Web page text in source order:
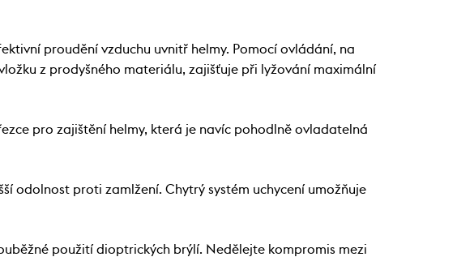
proudění vzduchu uvnitř helmy. Pomocí ovládání, na
z prodyšného materiálu, zajišťuje při lyžování maximální
pro zajištění helmy, která je navíc pohodlně ovladatelná
odolnost proti zamlžení. Chytrý systém uchycení umožňuje
použití dioptrických brýlí. Nedělejte kompromis mezi